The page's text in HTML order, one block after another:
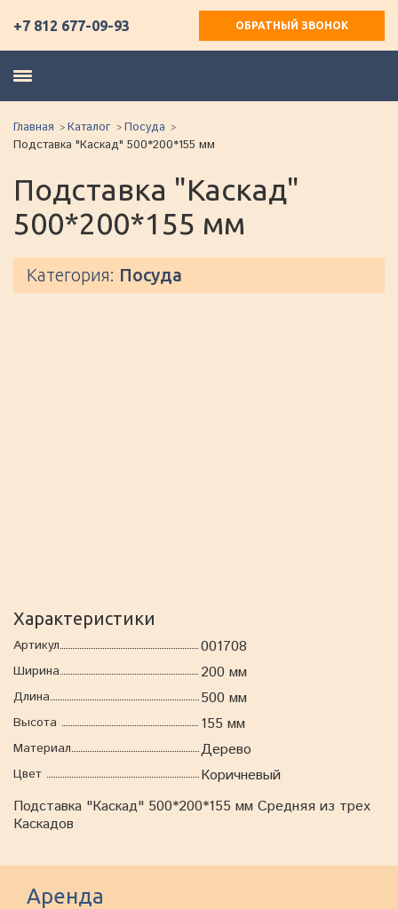
+7 812 677-09-93 ОБРАТНЫЙ ЗВОНОК
Главная Каталог
Посуда
Подставка "Каскад" 500*200*155 мм
Подставка "Каскад"
500*200*155 мм
Категория: Посуда
Характеристики
Артикул 001708
Ширина 200 мм
Длина 500 мм
Высота 155 мм
Материал Дерево
Цвет
Коричневый
Подставка "Каскад" 500*200*155 мм Средняя из трех
Каскадов
Аренда